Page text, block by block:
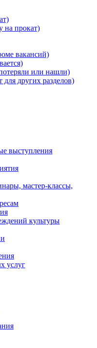
на прокат)
вакансий)
или нашли)
для других разделов)
выступления
мастер-классы,
культуры
услуг